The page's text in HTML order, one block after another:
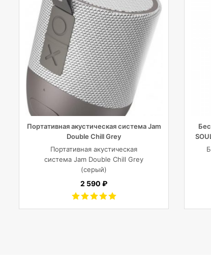
Портативная акустическая система Jam
Double Chill Grey
Портативная акустическая
система Jam Double Chill Grey
(серый)
2 590 ₽